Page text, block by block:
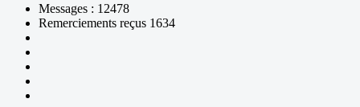
Messages : 12478
Remerciements reçus 1634